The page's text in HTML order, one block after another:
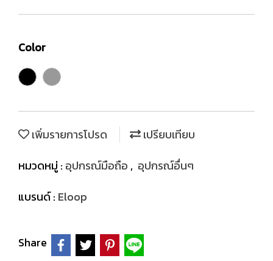
Color
เพิ่มรายการโปรด
เปรียบเทียบ
หมวดหมู่ : อุปกรณ์มือถือ , อุปกรณ์อื่นๆ
แบรนด์ : Eloop
Share